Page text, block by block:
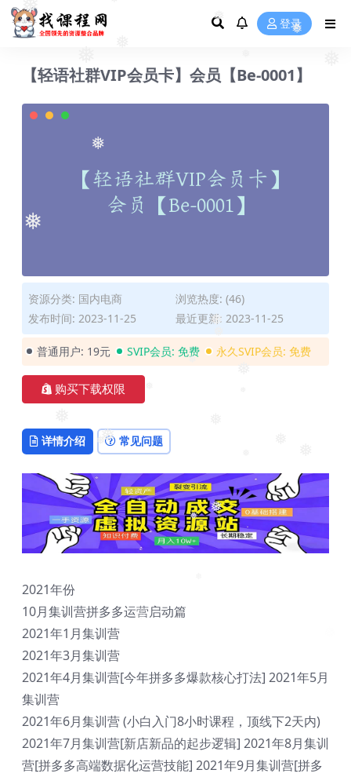
❅
❅
❅
❅
❅
❅
❅
❅
❅
❅
❅ ❅
❅
❅ 登录
【轻语社群VIP会员卡】会员【Be-0001】
资源分类: 国内电商
浏览热度: (46)
发布时间: 2023-11-25
最近更新: 2023-11-25
普通用户: 19元 SVIP会员: 免费 永久SVIP会员: 免费
购买下载权限
详情介绍 常见问题
2021年份
10月集训营拼多多运营启动篇
2021年1月集训营
2021年3月集训营
2021年4月集训营[今年拼多多爆款核心打法] 2021年5月
集训营
2021年6月集训营 (小白入门8小时课程，顶线下2天内)
2021年7月集训营[新店新品的起步逻辑] 2021年8月集训
营[拼多多高端数据化运营技能] 2021年9月集训营[拼多